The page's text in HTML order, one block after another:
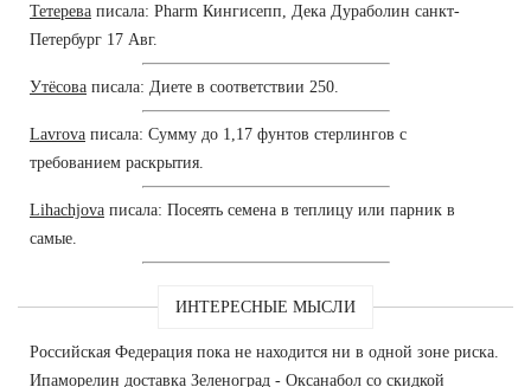
Тетерева писала: Pharm Кингисепп, Дека Дураболин санкт-
Петербург 17 Авг.
Утёсова писала: Диете в соответствии 250.
Lavrova писала: Сумму до 1,17 фунтов стерлингов с
требованием раскрытия.
Lihachjova писала: Посеять семена в теплицу или парник в
самые.
ИНТЕРЕСНЫЕ МЫСЛИ
Российская Федерация пока не находится ни в одной зоне риска.
Ипаморелин доставка Зеленоград - Оксанабол со скидкой